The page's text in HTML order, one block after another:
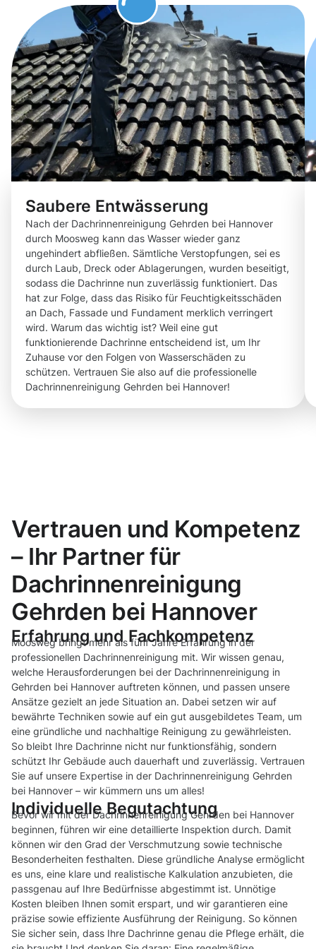
Saubere Entwässerung
Nach der Dachrinnenreinigung Gehrden bei Hannover
durch Moosweg kann das Wasser wieder ganz
ungehindert abfließen. Sämtliche Verstopfungen, sei es
durch Laub, Dreck oder Ablagerungen, wurden beseitigt,
sodass die Dachrinne nun zuverlässig funktioniert. Das
hat zur Folge, dass das Risiko für Feuchtigkeitsschäden
an Dach, Fassade und Fundament merklich verringert
wird. Warum das wichtig ist? Weil eine gut
funktionierende Dachrinne entscheidend ist, um Ihr
Zuhause vor den Folgen von Wasserschäden zu
schützen. Vertrauen Sie also auf die professionelle
Dachrinnenreinigung Gehrden bei Hannover!
Vertrauen und Kompetenz
– Ihr Partner für
Dachrinnenreinigung
Gehrden bei Hannover
Erfahrung und Fachkompetenz
Moosweg bringt mehr als fünf Jahre Erfahrung in der
professionellen Dachrinnenreinigung mit. Wir wissen genau,
welche Herausforderungen bei der Dachrinnenreinigung in
Gehrden bei Hannover auftreten können, und passen unsere
Ansätze gezielt an jede Situation an. Dabei setzen wir auf
bewährte Techniken sowie auf ein gut ausgebildetes Team, um
eine gründliche und nachhaltige Reinigung zu gewährleisten.
So bleibt Ihre Dachrinne nicht nur funktionsfähig, sondern
schützt Ihr Gebäude auch dauerhaft und zuverlässig. Vertrauen
Sie auf unsere Expertise in der Dachrinnenreinigung Gehrden
bei Hannover – wir kümmern uns um alles!
Individuelle Begutachtung
Bevor wir mit der Dachrinnenreinigung Gehrden bei Hannover
beginnen, führen wir eine detaillierte Inspektion durch. Damit
können wir den Grad der Verschmutzung sowie technische
Besonderheiten festhalten. Diese gründliche Analyse ermöglicht
es uns, eine klare und realistische Kalkulation anzubieten, die
passgenau auf Ihre Bedürfnisse abgestimmt ist. Unnötige
Kosten bleiben Ihnen somit erspart, und wir garantieren eine
präzise sowie effiziente Ausführung der Reinigung. So können
Sie sicher sein, dass Ihre Dachrinne genau die Pflege erhält, die